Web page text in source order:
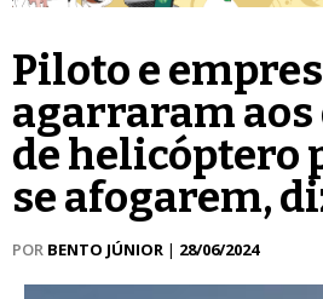
Piloto e
agarraram aos
de helicóptero
se afogarem,
POR BENTO JÚNIOR | 28/06/2024